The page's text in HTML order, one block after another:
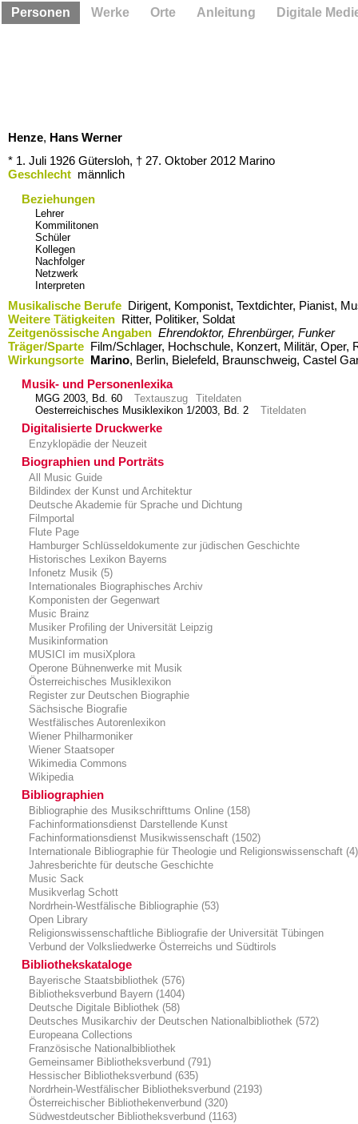
Henze, Hans Werner
* 1. Juli 1926 Gütersloh, † 27. Oktober 2012 Marino
Geschlecht männlich
Beziehungen
Lehrer
Kommilitonen
Schüler
Kollegen
Nachfolger
Netzwerk
Interpreten
Musikalische Berufe Dirigent, Komponist, Textdichter, Pianist,
Weitere Tätigkeiten Ritter, Politiker, Soldat
Zeitgenössische Angaben Ehrendoktor, Ehrenbürger, Funker
Träger/Sparte Film/Schlager, Hochschule, Konzert, Militär, Oper,
Wirkungsorte Marino,​ Berlin,​ Bielefeld,​ Braunschweig,​ Castel
Musik- und Personenlexika
MGG 2003, Bd. 60 Textauszug
Titeldaten
Oesterreichisches Musiklexikon 1/2003, Bd. 2
Titeldaten
Digitalisierte Druckwerke
Enzyklopädie der Neuzeit
Biographien und Porträts
All Music Guide
Bildindex der Kunst und Architektur
Deutsche Akademie für Sprache und Dichtung
Filmportal
Flute Page
Hamburger Schlüsseldokumente zur jüdischen Geschichte
Historisches Lexikon Bayerns
Infonetz Musik (5)
Internationales Biographisches Archiv
Komponisten der Gegenwart
Music Brainz
Musiker Profiling der Universität Leipzig
Musikinformation
MUSICI im musiXplora
Operone Bühnenwerke mit Musik
Österreichisches Musiklexikon
Register zur Deutschen Biographie
Sächsische Biografie
Westfälisches Autorenlexikon
Wiener Philharmoniker
Wiener Staatsoper
Wikimedia Commons
Wikipedia
Bibliographien
Bibliographie des Musikschrifttums Online (158)
Fachinformationsdienst Darstellende Kunst
Fachinformationsdienst Musikwissenschaft (1502)
Internationale Bibliographie für Theologie und Religionswissenschaft (4)
Jahresberichte für deutsche Geschichte
Music Sack
Musikverlag Schott
Nordrhein-Westfälische Bibliographie (53)
Open Library
Religionswissenschaftliche Bibliografie der Universität Tübingen
Verbund der Volksliedwerke Österreichs und Südtirols
Bibliothekskataloge
Bayerische Staatsbibliothek (576)
Bibliotheksverbund Bayern (1404)
Deutsche Digitale Bibliothek (58)
Deutsches Musikarchiv der Deutschen Nationalbibliothek (572)
Europeana Collections
Französische Nationalbibliothek
Gemeinsamer Bibliotheksverbund (791)
Hessischer Bibliotheksverbund (635)
Nordrhein-Westfälischer Bibliotheksverbund (2193)
Österreichischer Bibliothekenverbund (320)
Südwestdeutscher Bibliotheksverbund (1163)
Personen Werke Orte Anleitung Digitale